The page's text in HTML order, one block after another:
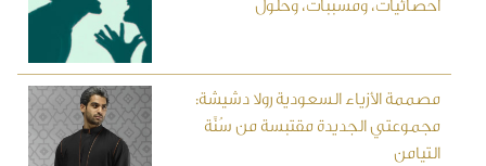
احصائيات، ومسببات، وحلول
مصممة الأزياء السعودية رولا دشيشة:
مجموعتي الجديدة مقتبسة من سُنَّة
التيامن